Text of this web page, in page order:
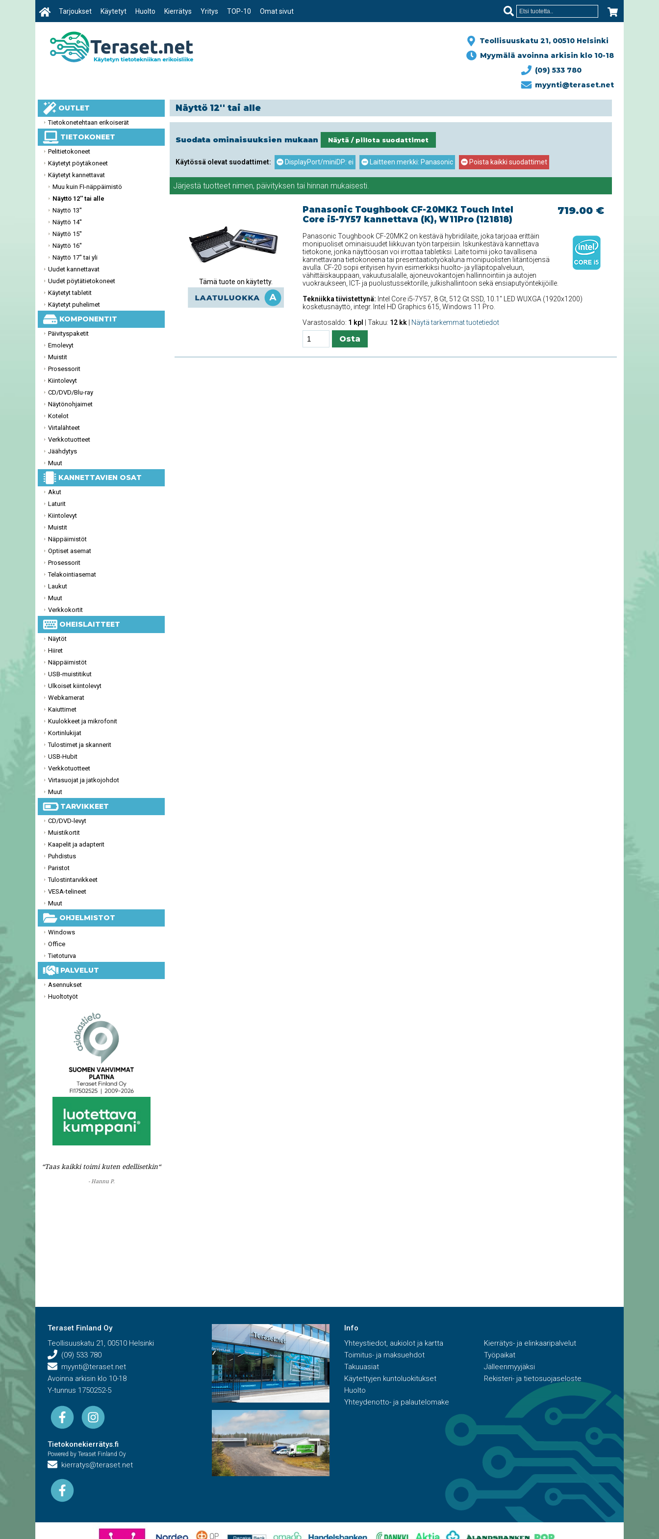
Teollisuuskatu 21, 00510 Helsinki
Myymälä avoinna arkisin klo 10-18
(09) 533 780
myynti@teraset.net
Tarjoukset Käytetyt Huolto Kierrätys Yritys TOP-10 Omat sivut
OUTLET
Tietokonetehtaan erikoiserät
TIETOKONEET
Pelitietokoneet
Käytetyt pöytäkoneet
Käytetyt kannettavat
Muu kuin FI-näppäimistö
Näyttö 12'' tai alle
Näyttö 13''
Näyttö 14''
Näyttö 15''
Näyttö 16''
Näyttö 17'' tai yli
Uudet kannettavat
Uudet pöytätietokoneet
Käytetyt tabletit
Käytetyt puhelimet
KOMPONENTIT
Päivityspaketit
Emolevyt
Muistit
Prosessorit
Kiintolevyt
CD/DVD/Blu-ray
Näytönohjaimet
Kotelot
Virtalähteet
Verkkotuotteet
Jäähdytys
Muut
KANNETTAVIEN OSAT
Akut
Laturit
Kiintolevyt
Muistit
Näppäimistöt
Optiset asemat
Prosessorit
Telakointiasemat
Laukut
Muut
Verkkokortit
OHEISLAITTEET
Näytöt
Hiiret
Näppäimistöt
USB-muistitikut
Ulkoiset kiintolevyt
Webkamerat
Kaiuttimet
Kuulokkeet ja mikrofonit
Kortinlukijat
Tulostimet ja skannerit
USB-Hubit
Verkkotuotteet
Virtasuojat ja jatkojohdot
Muut
TARVIKKEET
CD/DVD-levyt
Muistikortit
Kaapelit ja adapterit
Puhdistus
Paristot
Tulostintarvikkeet
VESA-telineet
Muut
OHJELMISTOT
Windows
Office
Tietoturva
PALVELUT
Asennukset
Huoltotyöt
“Taas kaikki toimi kuten edellisetkin“
- Hannu P.
Näyttö 12'' tai alle
Suodata ominaisuuksien mukaan Näytä / piilota suodattimet
Käytössä olevat suodattimet: DisplayPort/miniDP: ei Laitteen merkki: Panasonic Poista kaikki suodattimet
Järjestä tuotteet nimen, päivityksen tai hinnan mukaisesti.
Tämä tuote on käytetty.
Panasonic Toughbook CF-20MK2 Touch Intel
Core i5-7Y57 kannettava (K), W11Pro (121818)
719.00 €
Panasonic Toughbook CF-20MK2 on kestävä hybridilaite, joka tarjoaa erittäin
monipuoliset ominaisuudet liikkuvan työn tarpeisiin. Iskunkestävä kannettava
tietokone, jonka näyttöosan voi irrottaa tabletiksi. Laite toimii joko tavallisena
kannettavana tietokoneena tai presentaatiotyökaluna monipuolisten liitäntöjensä
avulla. CF-20 sopii erityisen hyvin esimerkiksi huolto- ja ylläpitopalveluun,
vähittäiskauppaan, vakuutusalalle, ajoneuvokantojen hallinnointiin ja autojen
vuokraukseen, ICT- ja puolustussektorille, julkishallintoon sekä ensiaputyöntekijöille.
Tekniikka tiivistettynä: Intel Core i5-7Y57, 8 Gt, 512 Gt SSD, 10.1'' LED WUXGA (1920x1200)
kosketusnäyttö, integr. Intel HD Graphics 615, Windows 11 Pro.
Varastosaldo: 1 kpl | Takuu: 12 kk| Näytä tarkemmat tuotetiedot
Teraset Finland Oy
Teollisuuskatu 21, 00510 Helsinki
(09) 533 780
myynti@teraset.net
Avoinna arkisin klo 10-18
Y-tunnus 1750252-5
Tietokonekierrätys.fi
Powered by Teraset Finland Oy
kierratys@teraset.net
Info
Yhteystiedot, aukiolot ja kartta
Toimitus- ja maksuehdot
Takuuasiat
Käytettyjen kuntoluokitukset
Huolto
Yhteydenotto- ja palautelomake
Kierrätys- ja elinkaaripalvelut
Työpaikat
Jälleenmyyjäksi
Rekisteri- ja tietosuojaseloste